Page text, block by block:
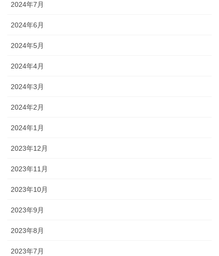
2024年7月
2024年6月
2024年5月
2024年4月
2024年3月
2024年2月
2024年1月
2023年12月
2023年11月
2023年10月
2023年9月
2023年8月
2023年7月